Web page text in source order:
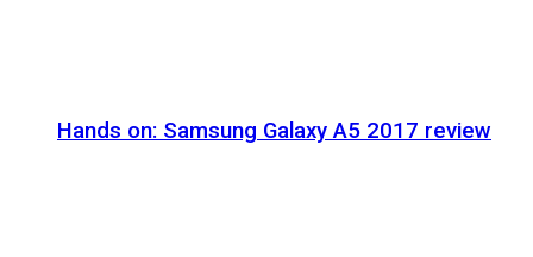
Hands on: Samsung Galaxy A5 2017 review